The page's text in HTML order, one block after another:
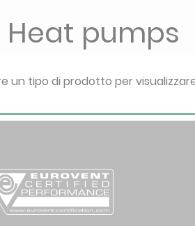
Heat pumps
un tipo di prodotto per